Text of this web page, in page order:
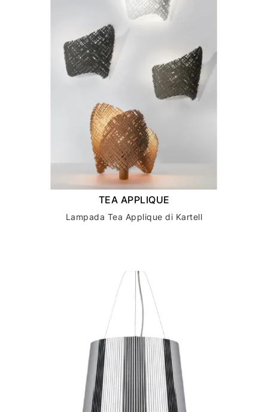
TEA APPLIQUE
Lampada Tea Applique di Kartell